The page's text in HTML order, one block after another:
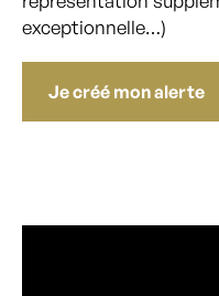
exceptionnelle…)
Je créé mon alerte